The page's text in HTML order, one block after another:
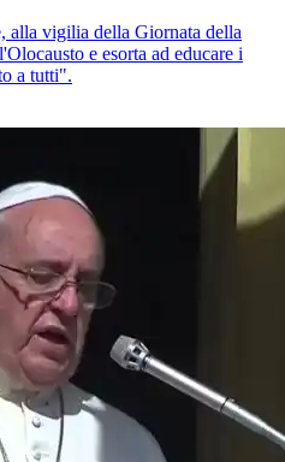
alla vigilia della Giornata della
e esorta ad educare i
a tutti".